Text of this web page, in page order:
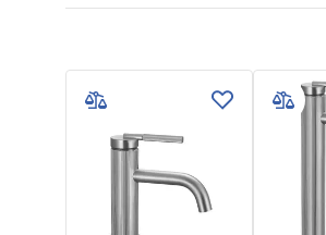
Farbe
Höhe
Beschichtungstechnologie
Warranty_Terms_and_Conditions_
Sicherheitsinformationen
Safety_Information_Faucets.pdf